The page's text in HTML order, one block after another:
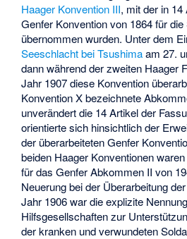
Haager Konvention III, mit der in
Genfer Konvention von 1864 für
übernommen wurden. Unter dem
Seeschlacht bei Tsushimaam 27.
dann während der zweiten Haager
Jahr 1907 diese Konvention
Konvention X bezeichnete
unverändert die 14 Artikel der
orientierte sich hinsichtlich der
der überarbeiteten Genfer
beiden Haager Konventionen
für das Genfer Abkommen II von
Neuerung bei der Überarbeitung
Jahr 1906 war die explizite
Hilfsgesellschaften zur
der kranken und verwundeten